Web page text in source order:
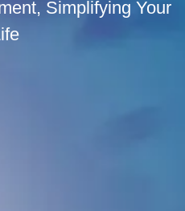
Simplifying Your